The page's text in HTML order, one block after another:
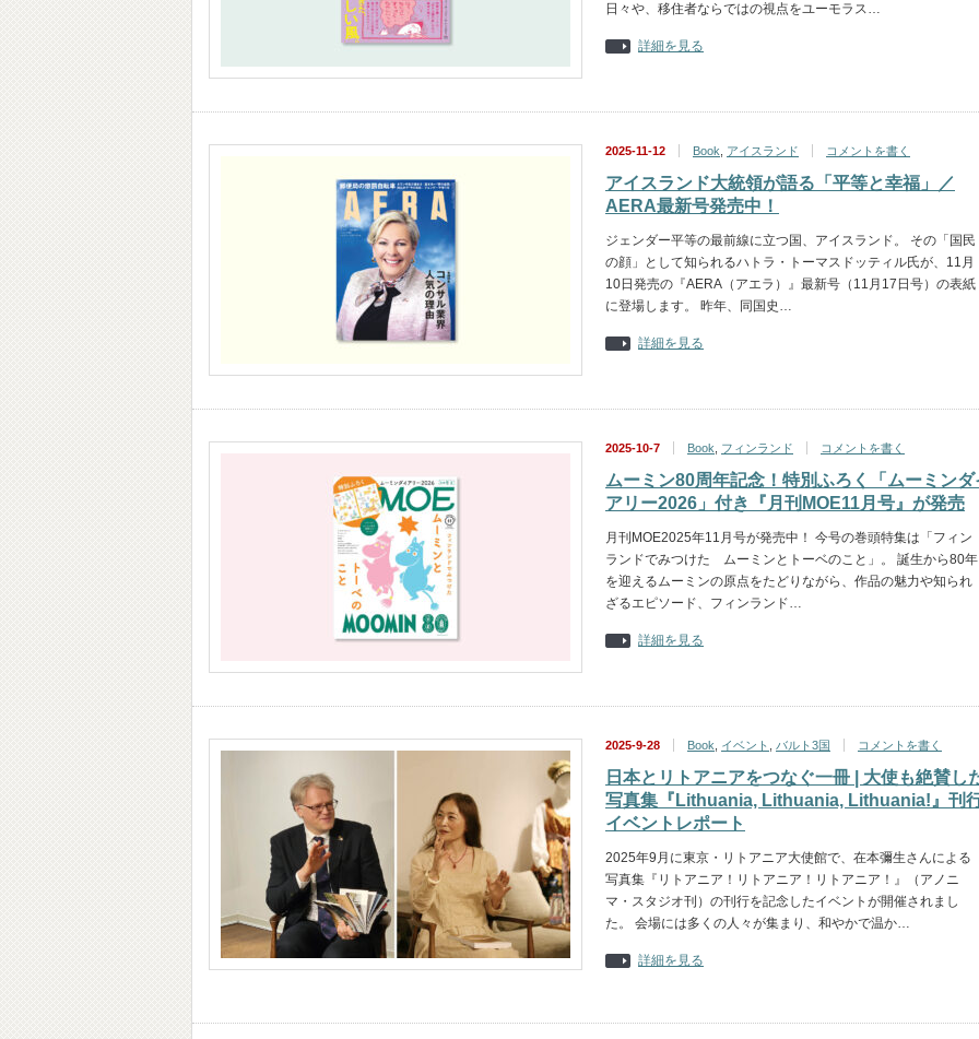
日々や、移住者ならではの視点をユーモラス…
詳細を見る
2025-11-12 Book アイスランド コメントを書く
アイスランド大統領が語る「平等と幸福」／
AERA最新号発売中！
ジェンダー平等の最前線に立つ国、アイスランド。 その「国民
の顔」として知られるハトラ・トーマスドッティル氏が、11月
10日発売の『AERA（アエラ）』最新号（11月17日号）の表紙
に登場します。 昨年、同国史…
詳細を見る
2025-10-7 Book フィンランド コメントを書く
ムーミン80周年記念！特別ふろく「ムーミンダ
アリー2026」付き『月刊MOE11月号』が発売
月刊MOE2025年11月号が発売中！ 今号の巻頭特集は「フィン
ランドでみつけた ムーミンとトーベのこと」。 誕生から80年
を迎えるムーミンの原点をたどりながら、作品の魅力や知られ
ざるエピソード、フィンランド…
詳細を見る
2025-9-28 Book イベント バルト3国 コメントを書く
日本とリトアニアをつなぐ一冊 | 大使も絶賛し
写真集『Lithuania, Lithuania, Lithuania!』刊
イベントレポート
2025年9月に東京・リトアニア大使館で、在本彌生さんによる
写真集『リトアニア！リトアニア！リトアニア！』（アノニ
マ・スタジオ刊）の刊行を記念したイベントが開催されまし
た。 会場には多くの人々が集まり、和やかで温か…
詳細を見る